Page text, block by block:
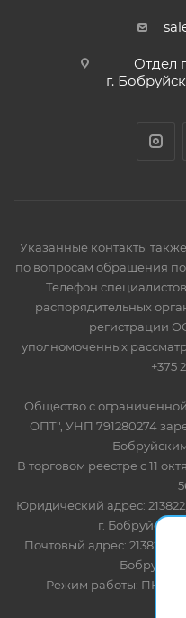
Отдел
г.
Указанные контакты
по вопросам обращения
Телефон
распорядительных
регистрации
уполномоченных
+375
Общество с
ОПТ", УНП 791280274
В торговом реестре с 11
Юридический адрес:
г. Бобруйск,
Почтовый адрес: 213822,
Бобруйск,
Режим работы: ПН-ПТ